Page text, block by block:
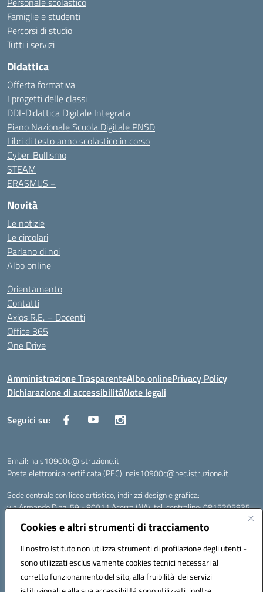
Cookies e altri strumenti di tracciamento
Il nostro Istituto non utilizza strumenti di profilazione degli utenti -
sono utilizzati esclusivamente cookies tecnici necessari al
corretto funzionamento del sito, alla fruibilità dei servizi
Famiglie e studenti
Percorsi di studio
Tutti i servizi
Didattica
Offerta formativa
I progetti delle classi
DDI-Didattica Digitale Integrata
Piano Nazionale Scuola Digitale PNSD
Libri di testo anno scolastico in corso
Cyber-Bullismo
STEAM
ERASMUS +
Novità
Le notizie
Le circolari
Parlano di noi
Albo online
Orientamento
Contatti
Axios R.E. – Docenti
Office 365
One Drive
Amministrazione TrasparenteAlbo onlinePrivacy Policy
Dichiarazione di accessibilitàNote legali
Seguici su:
Email: nais10900c@istruzione.it
Posta elettronica certificata (PEC): nais10900c@pec.istruzione.it
Sede centrale con liceo artistico, indirizzi design e grafica:
via Armando Diaz, 59 - 80011 Acerra (NA), tel. centralino: 0815205935
via T. Campanella, 80011 Acerra (NA), tel/fax: 0818850905
Sede succursale con liceo musicale:
via S. Pellico, 80011 Acerra (NA), tel: 08119660921
Email: nais10900c@istruzione.it | PEC: nais10900c@pec.istruzione.it |
Nome Ufficio PA: Uff_eFatturaPA | Codice Univoco ufficio: UFOYYV |